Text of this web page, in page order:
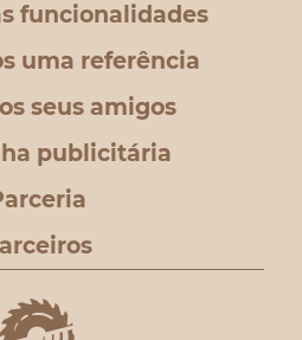
funcionalidades
uma referência
seus amigos
publicitária